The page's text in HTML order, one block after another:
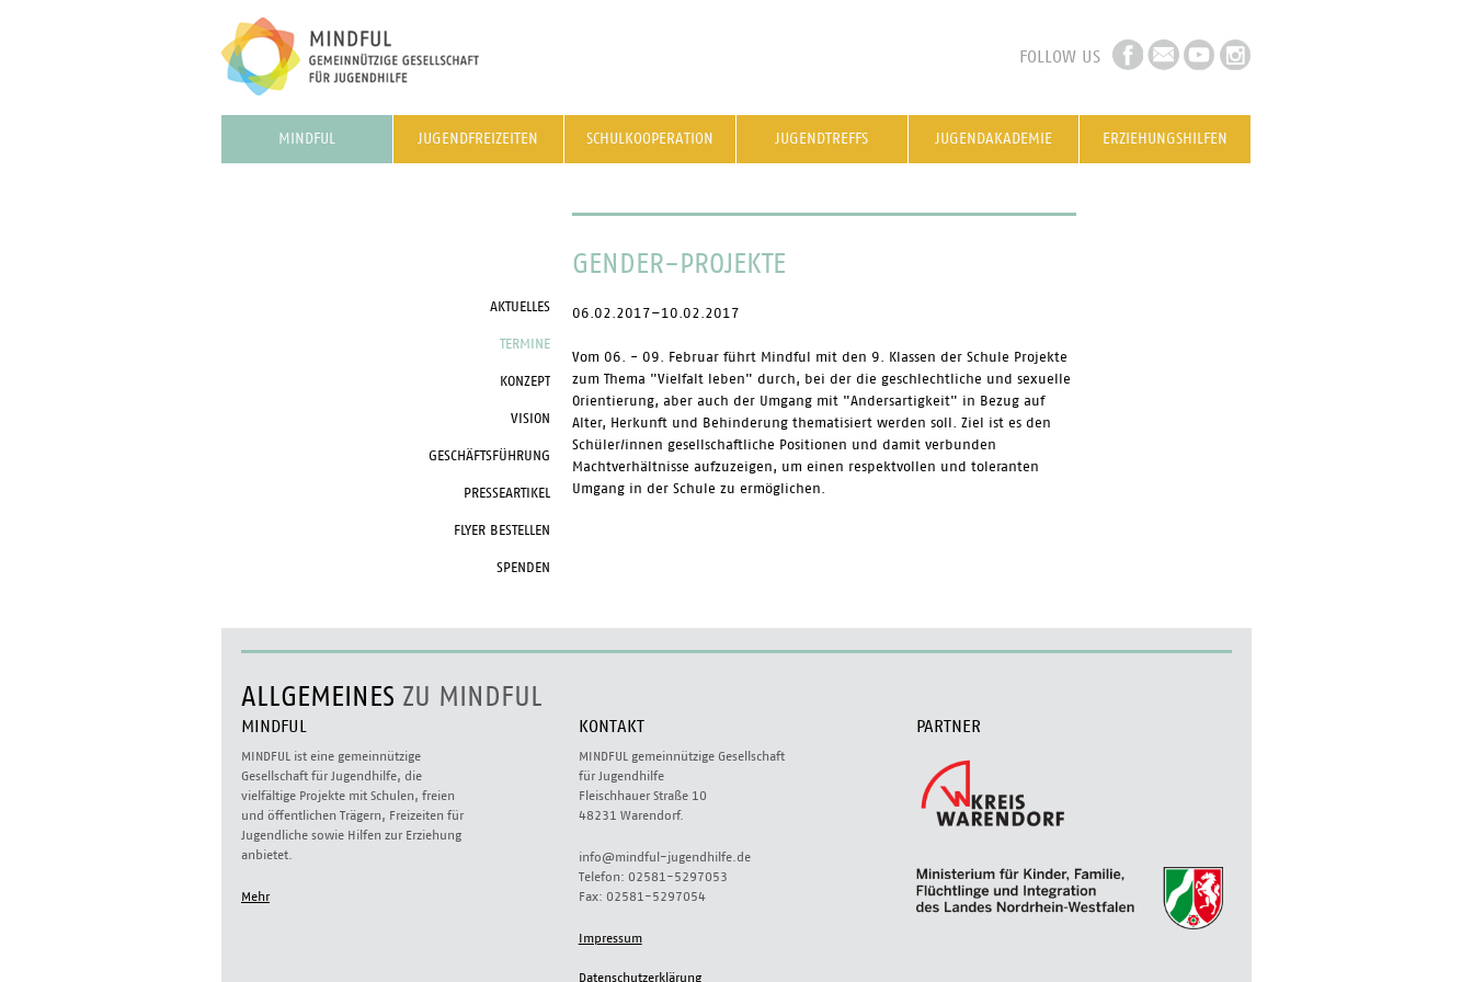
FOLLOW US
MINDFUL JUGENDFREIZEITEN SCHULKOOPERATION JUGENDTREFFS JUGENDAKADEMIE ERZIEHUNGSHILFEN
AKTUELLES
TERMINE
KONZEPT
VISION
GESCHÄFTSFÜHRUNG
PRESSEARTIKEL
FLYER BESTELLEN
SPENDEN
GENDER-PROJEKTE
06.02.2017–10.02.2017
Vom 06. - 09. Februar führt Mindful mit den 9. Klassen der Schule Projekte
zum Thema "Vielfalt leben" durch, bei der die geschlechtliche und sexuelle
Orientierung, aber auch der Umgang mit "Andersartigkeit" in Bezug auf
Alter, Herkunft und Behinderung thematisiert werden soll. Ziel ist es den
Schüler/innen gesellschaftliche Positionen und damit verbunden
Machtverhältnisse aufzuzeigen, um einen respektvollen und toleranten
Umgang in der Schule zu ermöglichen.
ALLGEMEINES ZU MINDFUL
MINDFUL
MINDFUL ist eine gemeinnützige
Gesellschaft für Jugendhilfe, die
vielfältige Projekte mit Schulen, freien
und öffentlichen Trägern, Freizeiten für
Jugendliche sowie Hilfen zur Erziehung
anbietet.
Mehr
KONTAKT
MINDFUL gemeinnützige Gesellschaft
für Jugendhilfe
Fleischhauer Straße 10
48231 Warendorf.
info@mindful-jugendhilfe.de
Telefon: 02581-5297053
Fax: 02581-5297054
Impressum
Datenschutzerklärung
PARTNER